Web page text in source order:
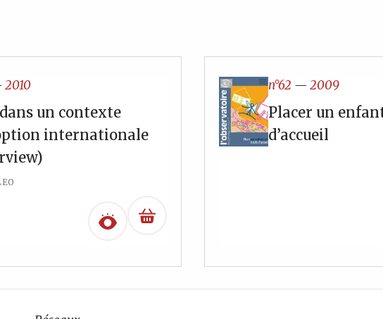
2010
un contexte
internationale
n°62 —2009
Placer un
d’accueil